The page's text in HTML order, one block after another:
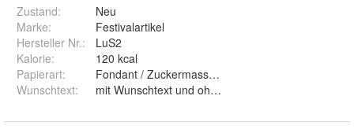
Zustand:
Neu
Marke:
Festivalartikel
Hersteller Nr.:
LuS2
Kalorie:
120 kcal
Papierart:
Wunschtext: mit Wunschtext und ohne Wunschtext